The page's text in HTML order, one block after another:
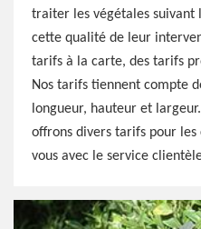
traiter les végétales suivant
cette qualité de leur
tarifs à la carte, des tarifs
Nos tarifs tiennent compte
longueur, hauteur et
offrons divers tarifs pour les
vous avec le service